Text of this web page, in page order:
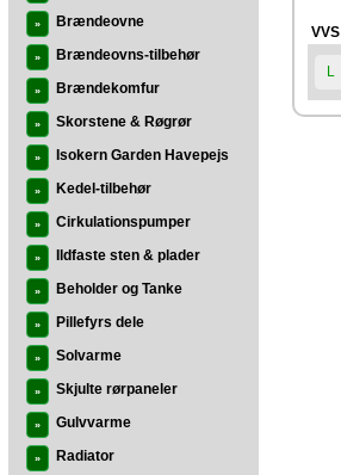
» Brændeovne
» Brændeovns-tilbehør
» Brændekomfur
» Skorstene & Røgrør
» Isokern Garden Havepejs
» Kedel-tilbehør
» Cirkulationspumper
» Ildfaste sten & plader
» Beholder og Tanke
» Pillefyrs dele
» Solvarme
» Skjulte rørpaneler
» Gulvvarme
» Radiator
L